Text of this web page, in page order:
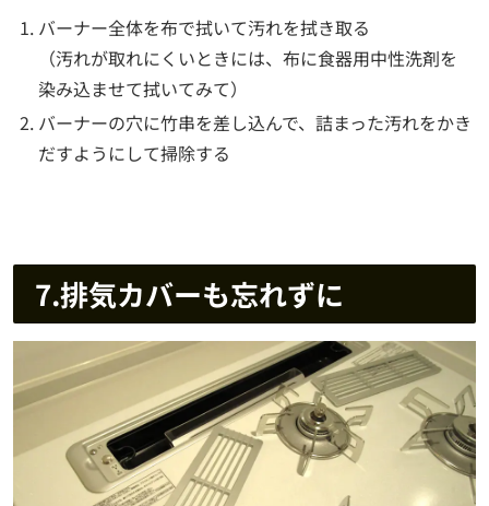
バーナー全体を布で拭いて汚れを拭き取る
（汚れが取れにくいときには、布に食器用中性洗剤を
染み込ませて拭いてみて）
バーナーの穴に竹串を差し込んで、詰まった汚れをかき
だすようにして掃除する
7.排気カバーも忘れずに